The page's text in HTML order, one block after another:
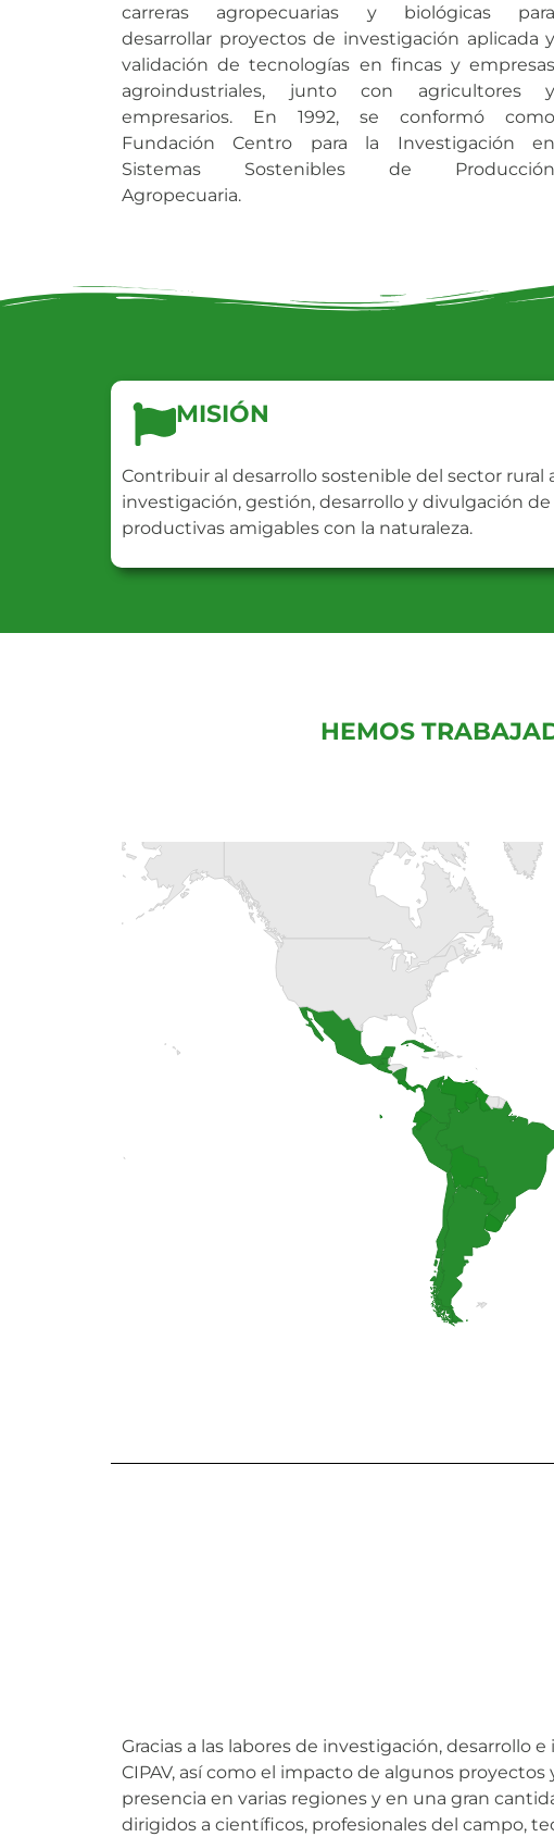
carreras agropecuarias y biológicas para
desarrollar proyectos de investigación aplicada y
validación de tecnologías en fincas y empresas
agroindustriales, junto con agricultores y
empresarios. En 1992, se conformó como
Fundación Centro para la Investigación en
Sistemas Sostenibles de Producción
Agropecuaria.
MISIÓN
Contribuir al desarrollo sostenible del sector rural
investigación, gestión, desarrollo y divulgación
productivas amigables con la naturaleza.
HEMOS
Gracias a las labores de investigación, desarrollo
CIPAV, así como el impacto de algunos proyectos
presencia en varias regiones y en una gran
dirigidos a científicos, profesionales del campo,